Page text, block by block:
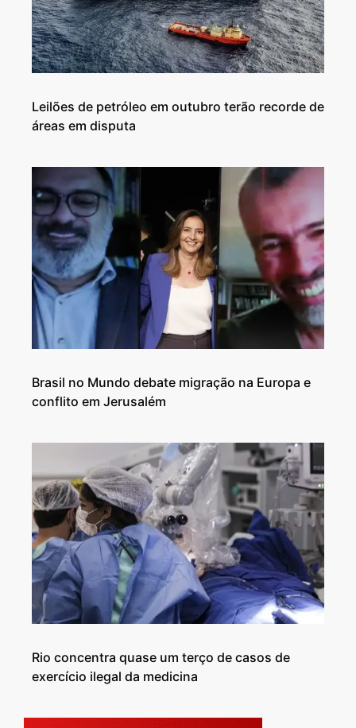
Leilões de petróleo em outubro terão recorde de
áreas em disputa
Brasil no Mundo debate migração na Europa e
conflito em Jerusalém
Rio concentra quase um terço de casos de
exercício ilegal da medicina